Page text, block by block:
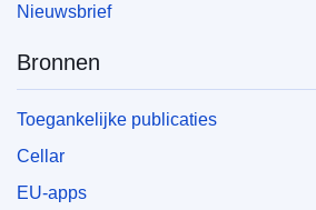
Nieuwsbrief
Bronnen
Toegankelijke publicaties
Cellar
EU-apps